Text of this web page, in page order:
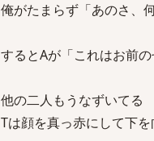
俺がたまらず「あのさ、
するとAが「これはお前
他の二人もうなずいてる
Tは顔を真っ赤にして下を